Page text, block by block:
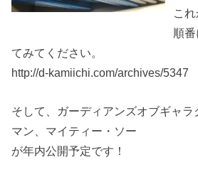
こ
順
てみてください。
http://d-kamiichi.com/archives/5347
そして、ガーディアンズオブギャラ
マン、マイティー・ソー
が年内公開予定です！